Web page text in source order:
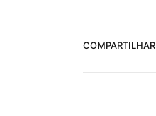
COMPARTILHAR